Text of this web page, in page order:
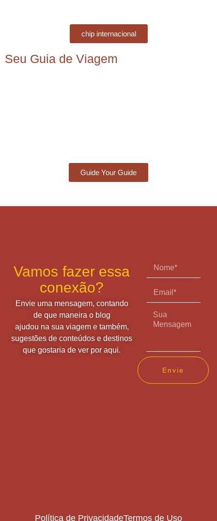
chip internacional
Seu Guia de Viagem
Guide Your Guide
Vamos fazer essa
conexão?
Envie uma mensagem, contando
de que maneira o blog
ajudou na sua viagem e também,
sugestões de conteúdos e destinos
que gostaria de ver por aqui.
Envie
Política de PrivacidadeTermos de Uso